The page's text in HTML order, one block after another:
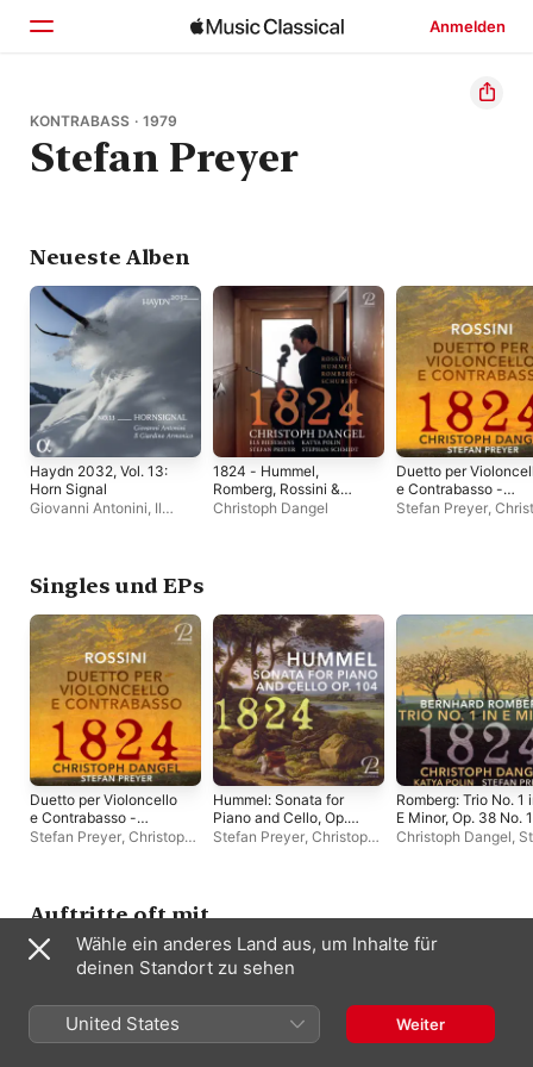
Anmelden
Startseite
Entdecken
KONTRABASS · 1979
Stefan Preyer
Neueste Alben
Haydn 2032, Vol. 13:
Horn Signal
Giovanni Antonini, Il
1824 - Hummel,
Romberg, Rossini &
Schubert
Christoph Dangel
Duetto per
e Contrabasso -
Single
Stefan Preyer,
Singles und EPs
Duetto per Violoncello
e Contrabasso -
Single
Stefan Preyer, Christoph
Hummel: Sonata for
Piano and Cello, Op.
104 - EP
Stefan Preyer, Christoph
Romberg: Trio No. 1
E Minor, Op. 38 No.
Single
Christoph Dangel,
Auftritte oft mit
Wähle ein anderes Land aus, um Inhalte für
deinen Standort zu sehen
United States Weiter